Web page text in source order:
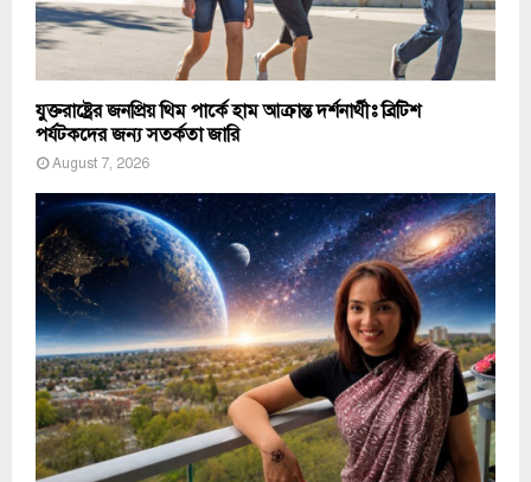
যুক্তরাষ্ট্রের জনপ্রিয় থিম পার্কে হাম আক্রান্ত দর্শনার্থীঃ ব্রিটিশ
পর্যটকদের জন্য সতর্কতা জারি
August 7, 2026